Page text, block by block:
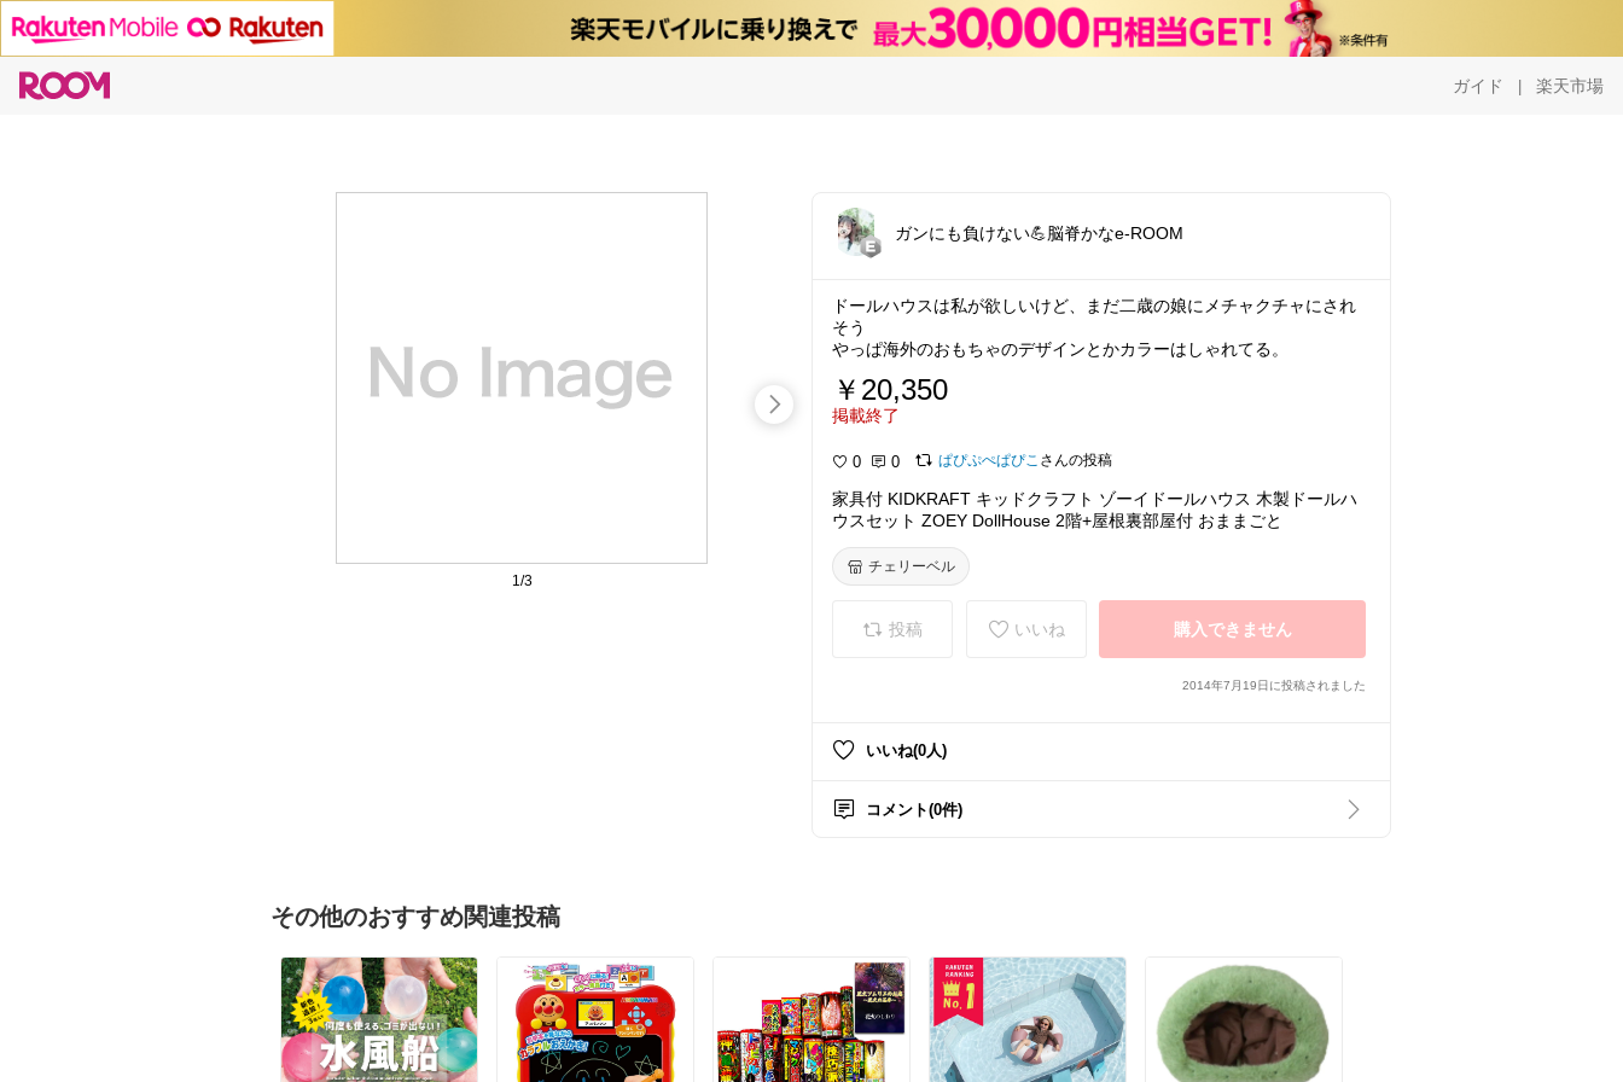
ガイド | 楽天市場
1/3
ガンにも負けない💪脳脊かなe-ROOM
ドールハウスは私が欲しいけど、まだ二歳の娘にメチャクチャにされ
そう
やっぱ海外のおもちゃのデザインとかカラーはしゃれてる。
￥20,350
掲載終了
0 0 ぱぴぷぺぱぴこ さんの投稿
家具付 KIDKRAFT キッドクラフト ゾーイドールハウス 木製ドールハ
ウスセット ZOEY DollHouse 2階+屋根裏部屋付 おままごと
チェリーベル
投稿 いいね 購入できません
2014年7月19日に投稿されました
いいね(0人)
コメント(0件)
その他のおすすめ関連投稿